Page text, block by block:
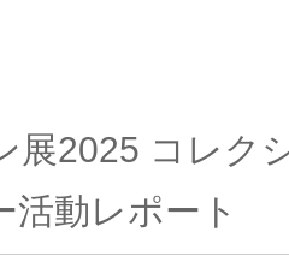
展2025 コレク
活動レポート